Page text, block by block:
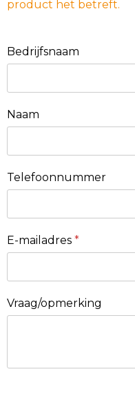
product het betreft.
Bedrijfsnaam
Naam
Telefoonnummer
E-mailadres *
Vraag/opmerking